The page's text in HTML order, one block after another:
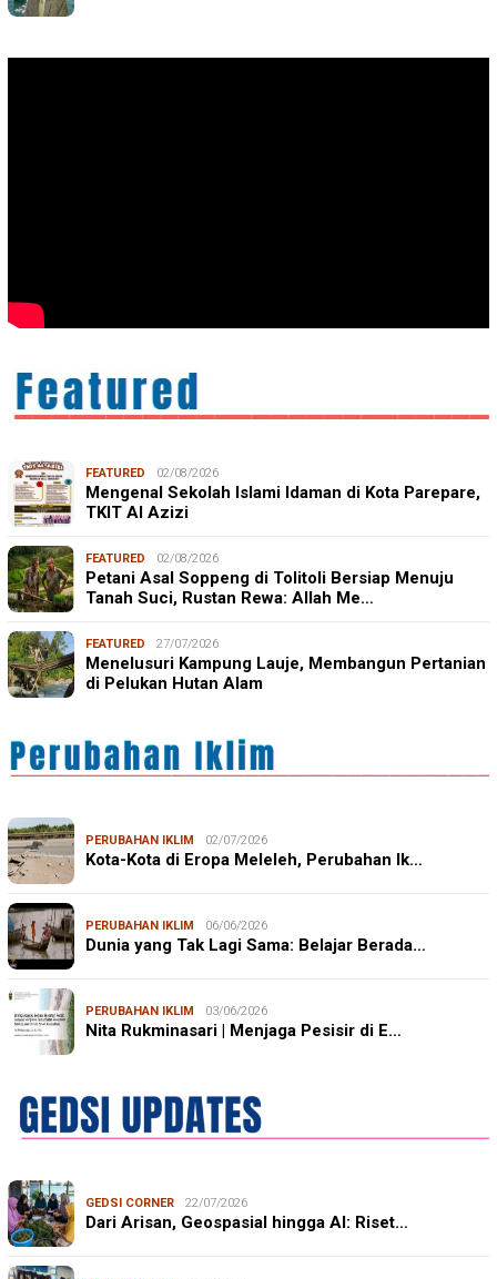
FEATURED 02/08/2026
Mengenal Sekolah Islami Idaman di Kota Parepare,
TKIT Al Azizi
FEATURED 02/08/2026
Petani Asal Soppeng di Tolitoli Bersiap Menuju
Tanah Suci, Rustan Rewa: Allah Me…
FEATURED 27/07/2026
Menelusuri Kampung Lauje, Membangun Pertanian
di Pelukan Hutan Alam
PERUBAHAN IKLIM 02/07/2026
Kota-Kota di Eropa Meleleh, Perubahan Ik…
PERUBAHAN IKLIM 06/06/2026
Dunia yang Tak Lagi Sama: Belajar Berada…
PERUBAHAN IKLIM 03/06/2026
Nita Rukminasari | Menjaga Pesisir di E…
GEDSI CORNER 22/07/2026
Dari Arisan, Geospasial hingga AI: Riset…